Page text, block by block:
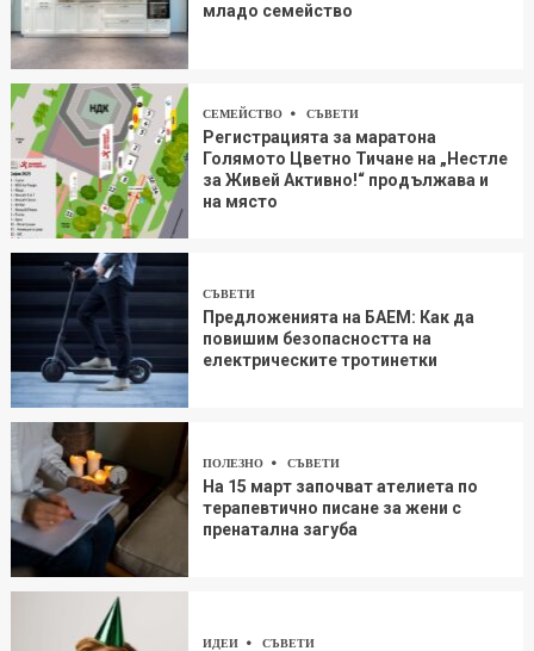
младо семейство
СЕМЕЙСТВО СЪВЕТИ
Регистрацията за маратона
Голямото Цветно Тичане на „Нестле
за Живей Aктивно!“ продължава и
на място
СЪВЕТИ
Предложенията на БАЕМ: Как да
повишим безопасността на
електрическите тротинетки
ПОЛЕЗНО СЪВЕТИ
На 15 март започват ателиета по
терапевтично писане за жени с
пренатална загуба
ИДЕИ СЪВЕТИ